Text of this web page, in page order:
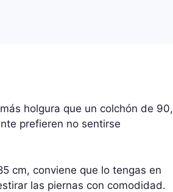
holgura que un colchón de 90,
prefieren no sentirse
cm, conviene que lo tengas en
las piernas con comodidad.